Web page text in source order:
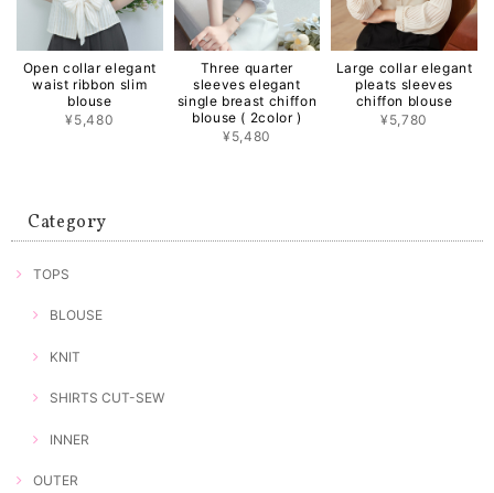
Open collar elegant
waist ribbon slim
blouse
¥5,480
Three quarter
sleeves elegant
single breast chiffon
blouse ( 2color )
¥5,480
Large collar elegant
pleats sleeves
chiffon blouse
¥5,780
Category
TOPS
BLOUSE
KNIT
SHIRTS CUT-SEW
INNER
OUTER